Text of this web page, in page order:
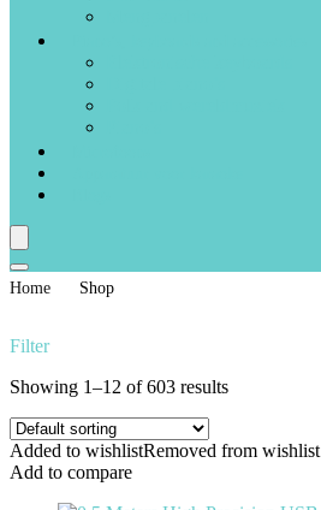
Home Shop
Filter
Showing 1–12 of 603 results
Added to wishlistRemoved from wishlist
Add to compare